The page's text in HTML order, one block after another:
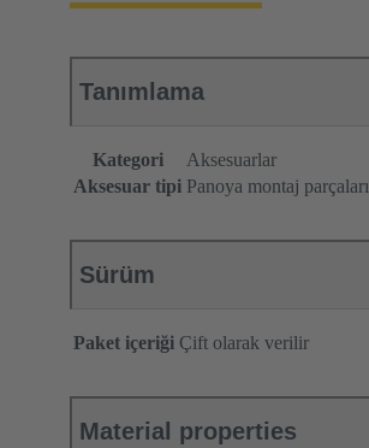
Tanımlama
Kategori
Aksesuarlar
Aksesuar tipi Panoya montaj parçaları
Sürüm
Paket içeriği Çift olarak verilir
Material properties